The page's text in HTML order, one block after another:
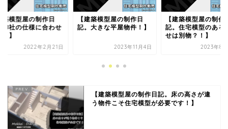
築模型屋の制作日
大きな平屋物件！】
2023年11月4日
【建築模型屋の制作日
記。住宅模型のある打合
2023年8月24日
【建築模型屋の制作
記。超お急ぎ！最速
日発送！】
2024年1
【建築模型屋の制作日記。床の高さが違
う物件こそ住宅模型が必要です！】